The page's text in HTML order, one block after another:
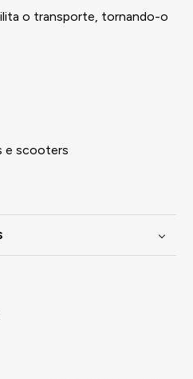
o transporte, tornando-o
e scooters